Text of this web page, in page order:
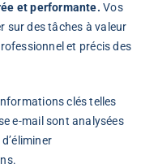
et performante. Vos
sur des tâches à valeur
et précis des
clés telles
e-mail sont analysées